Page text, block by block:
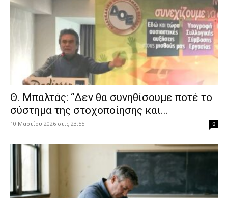
Θ. Μπαλτάς: “Δεν θα συνηθίσουμε ποτέ το
σύστημα της στοχοποίησης και...
10 Μαρτίου 2026 στις 23:55 0